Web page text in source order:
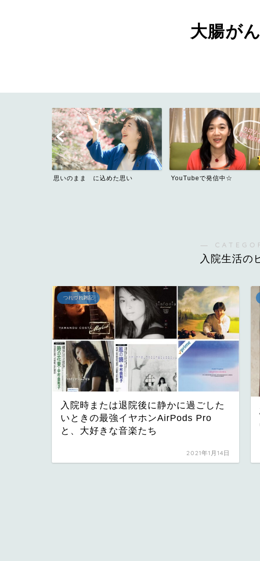
大腸が
YouTubeで発信中☆ Contact
―
入院生活の
つれづれ雑記
入院時または退院後に静かに過ごした
いときの最強イヤホンAirPods Pro
と、大好きな音楽たち
2021年1月14日